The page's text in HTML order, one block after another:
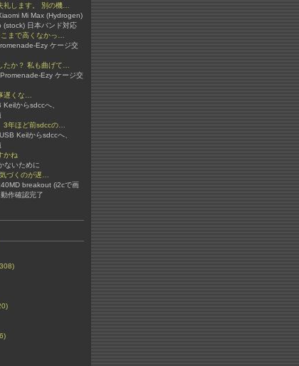
礼します。 別の機…
Mi Max (Hydrogen)
(stock) 日本バンド対応
まで高くなかっ…
Ezy ケージ交
たか？ 私も曲げて…
Ezy ケージ交
遅くな…
からsdccへ、
年ほど前sdccの…
Keilからsdccへ、
かね
ないために
づくのが遅…
breakout (i2cで画
作確認完了